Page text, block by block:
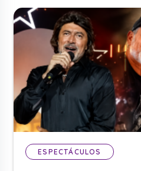
ESPECTÁCULOS